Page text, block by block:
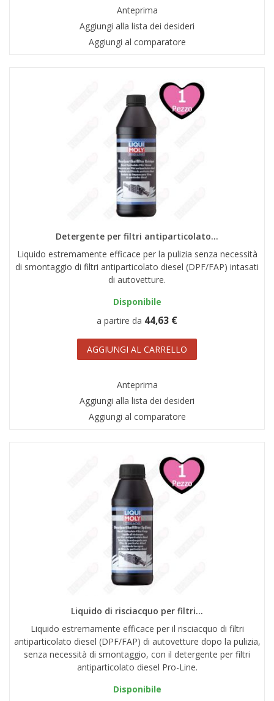
Anteprima
Aggiungi alla lista dei desideri
Aggiungi al comparatore
Detergente per filtri antiparticolato...
Liquido estremamente efficace per la pulizia senza necessità
di smontaggio di filtri antiparticolato diesel (DPF/FAP) intasati
di autovetture.
Disponibile
a partire da 44,63 €
AGGIUNGI AL CARRELLO
Anteprima
Aggiungi alla lista dei desideri
Aggiungi al comparatore
Liquido di risciacquo per filtri...
Liquido estremamente efficace per il risciacquo di filtri
antiparticolato diesel (DPF/FAP) di autovetture dopo la pulizia,
senza necessità di smontaggio, con il detergente per filtri
antiparticolato diesel Pro-Line.
Disponibile